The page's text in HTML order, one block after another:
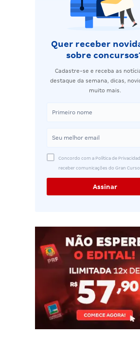
Quer receber
sobre
Cadastre-se e receba as
destaque da semana, dicas,
muito mais.
Concordo com a Política de
receber comunicações do Gran